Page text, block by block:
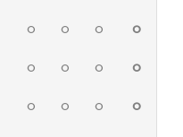
0 0 0 0
0 0 0 0
0 0 0 0